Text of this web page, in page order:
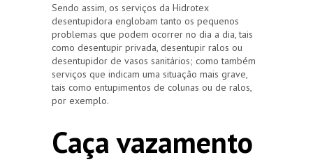
Sendo assim, os serviços da Hidrotex
desentupidora englobam tanto os pequenos
problemas que podem ocorrer no dia a dia, tais
como desentupir privada, desentupir ralos ou
desentupidor de vasos sanitários; como também
serviços que indicam uma situação mais grave,
tais como entupimentos de colunas ou de ralos,
por exemplo.
Caça vazamento